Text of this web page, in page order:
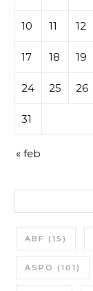
10 11 12
17 18 19
24 25 26
31
« feb
ABF (15)
ASPO (101)